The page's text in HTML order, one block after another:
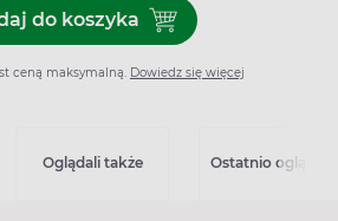
do koszyka
Dodaj do koszyka
ceną maksymalną. Dowiedz się więcej
Oglądali także Ostatnio